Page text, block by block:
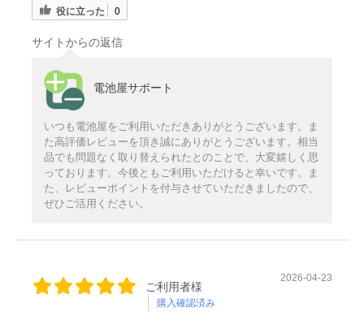
役に立った 0
サイトからの返信
電池屋サポート
いつも電池屋をご利用いただきありがとうございます。ま
た高評価レビューを頂き誠にありがとうございます。相当
品でも問題なく取り替えられたとのことで、大変嬉しく思
っております。今後ともご利用いただけると幸いです。ま
た、レビューポイントを付与させていただきましたので、
ぜひご活用ください。
ご利用者様
購入確認済み
2026-04-23